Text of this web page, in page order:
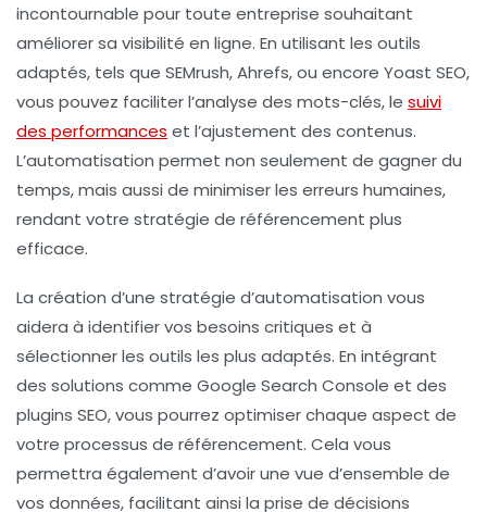
incontournable pour toute entreprise souhaitant
améliorer sa visibilité en ligne. En utilisant les outils
adaptés, tels que SEMrush,Ahrefs, ou encore Yoast SEO,
vous pouvez faciliter l’analyse des mots-clés, le suivi
des performances et l’ajustement des contenus.
L’automatisation permet non seulement de gagner du
temps, mais aussi de minimiser les erreurs humaines,
rendant votre stratégie de référencement plus
efficace.
La création d’une stratégie d’automatisation vous
aidera à identifier vos besoins critiques et à
sélectionner les outils les plus adaptés. En intégrant
des solutions comme Google Search Console et des
plugins SEO, vous pourrez optimiser chaque aspect de
votre processus de référencement. Cela vous
permettra également d’avoir une vue d’ensemble de
vos données, facilitant ainsi la prise de décisions